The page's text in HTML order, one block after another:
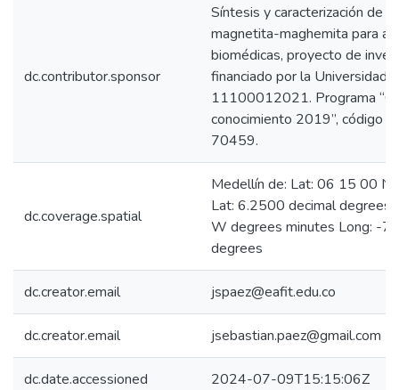
dc.contributor.sponsor
Síntesis y caracterización de
magnetita-maghemita para
biomédicas, proyecto de
financiado por la Universidad
11100012021. Programa
conocimiento 2019”, código
70459.
dc.coverage.spatial
Medellín de: Lat: 06 15 00 N
Lat: 6.2500 decimal
W degrees minutes Long: -
degrees
dc.creator.email jspaez@eafit.edu.co
dc.creator.email jsebastian.paez@gmail.com
dc.date.accessioned 2024-07-09T15:15:06Z